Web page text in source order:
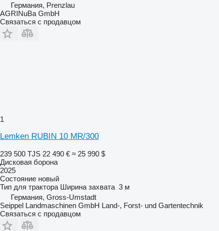
Германия, Prenzlau
AGRINuBa GmbH
Связаться с продавцом
1
Lemken RUBIN 10 MR/300
239 500 TJS 22 490 € ≈ 25 990 $
Дисковая борона
2025
Состояние новый
Тип для трактора Ширина захвата 3 м
Германия, Gross-Umstadt
Seippel Landmaschinen GmbH Land-, Forst- und Gartentechnik
Связаться с продавцом